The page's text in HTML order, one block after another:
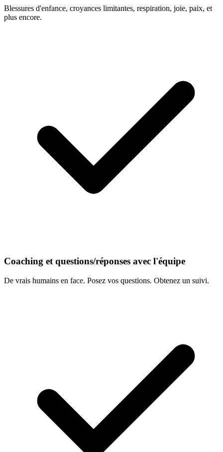
Blessures d'enfance, croyances limitantes, respiration, joie, paix, et
plus encore.
Coaching et questions/réponses avec l'équipe
De vrais humains en face. Posez vos questions. Obtenez un suivi.